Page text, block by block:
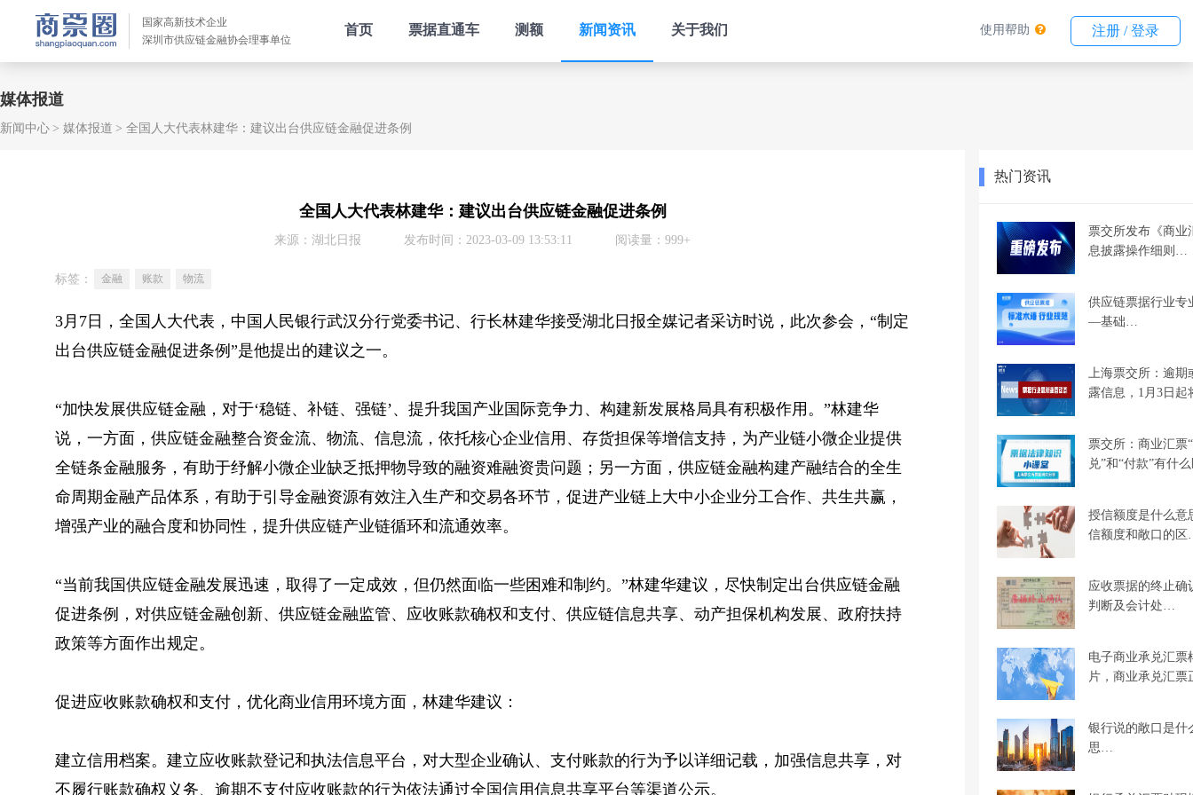
国家高新技术企业
深圳市供应链金融协会理事单位
首页 票据直通车 测额 新闻资讯 关于我们 使用帮助 注册 / 登录
媒体报道
新闻中心 媒体报道 全国人大代表林建华：建议出台供应链金融促进条例
全国人大代表林建华：建议出台供应链金融促进条例
来源：湖北日报 发布时间：2023-03-09 13:53:11 阅读量：999+
标签： 金融 账款 物流
3月7日，全国人大代表，中国人民银行武汉分行党委书记、行长林建华接受湖北日报全媒记者采访时说，此次参会，“制定
出台供应链金融促进条例”是他提出的建议之一。
“加快发展供应链金融，对于‘稳链、补链、强链’、提升我国产业国际竞争力、构建新发展格局具有积极作用。”林建华
说，一方面，供应链金融整合资金流、物流、信息流，依托核心企业信用、存货担保等增信支持，为产业链小微企业提供
全链条金融服务，有助于纾解小微企业缺乏抵押物导致的融资难融资贵问题；另一方面，供应链金融构建产融结合的全生
命周期金融产品体系，有助于引导金融资源有效注入生产和交易各环节，促进产业链上大中小企业分工合作、共生共赢，
增强产业的融合度和协同性，提升供应链产业链循环和流通效率。
“当前我国供应链金融发展迅速，取得了一定成效，但仍然面临一些困难和制约。”林建华建议，尽快制定出台供应链金融
促进条例，对供应链金融创新、供应链金融监管、应收账款确权和支付、供应链信息共享、动产担保机构发展、政府扶持
政策等方面作出规定。
促进应收账款确权和支付，优化商业信用环境方面，林建华建议：
建立信用档案。建立应收账款登记和执法信息平台，对大型企业确认、支付账款的行为予以详细记载，加强信息共享，对
不履行账款确权义务、逾期不支付应收账款的行为依法通过全国信用信息共享平台等渠道公示。
热门资讯
票交所发布《商业
息披露操作细则…
供应链票据行业专
—基础…
上海票交所：逾期
露信息，1月3日
票交所：商业汇票
兑”和“付款”有什
授信额度是什么意
信额度和敞口的
应收票据的终止确
判断及会计处…
电子商业承兑汇票
片，商业承兑汇
银行说的敞口是什
思…